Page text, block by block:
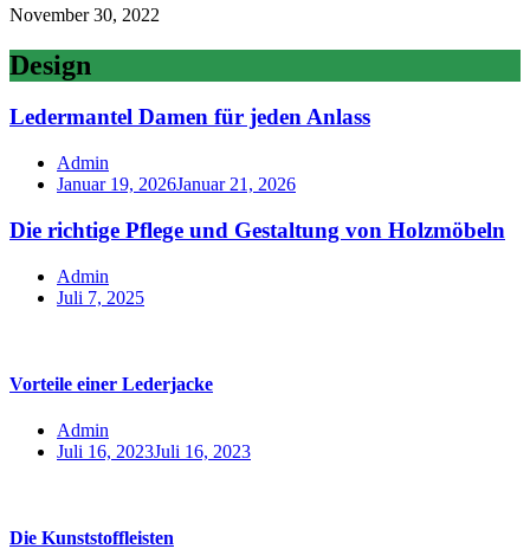
November 30, 2022
Design
Ledermantel Damen für jeden Anlass
Admin
Januar 19, 2026Januar 21, 2026
Die richtige Pflege und Gestaltung von Holzmöbeln
Admin
Juli 7, 2025
Vorteile einer Lederjacke
Admin
Juli 16, 2023Juli 16, 2023
Die Kunststoffleisten